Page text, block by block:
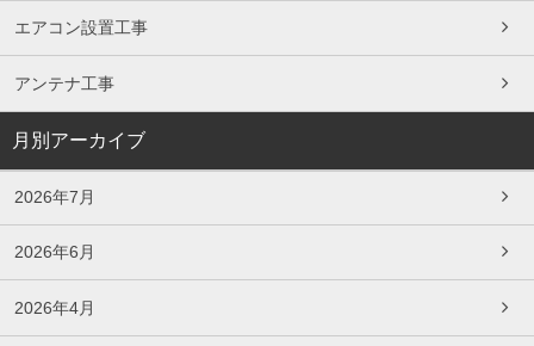
エアコン設置工事
アンテナ工事
月別アーカイブ
2026年7月
2026年6月
2026年4月